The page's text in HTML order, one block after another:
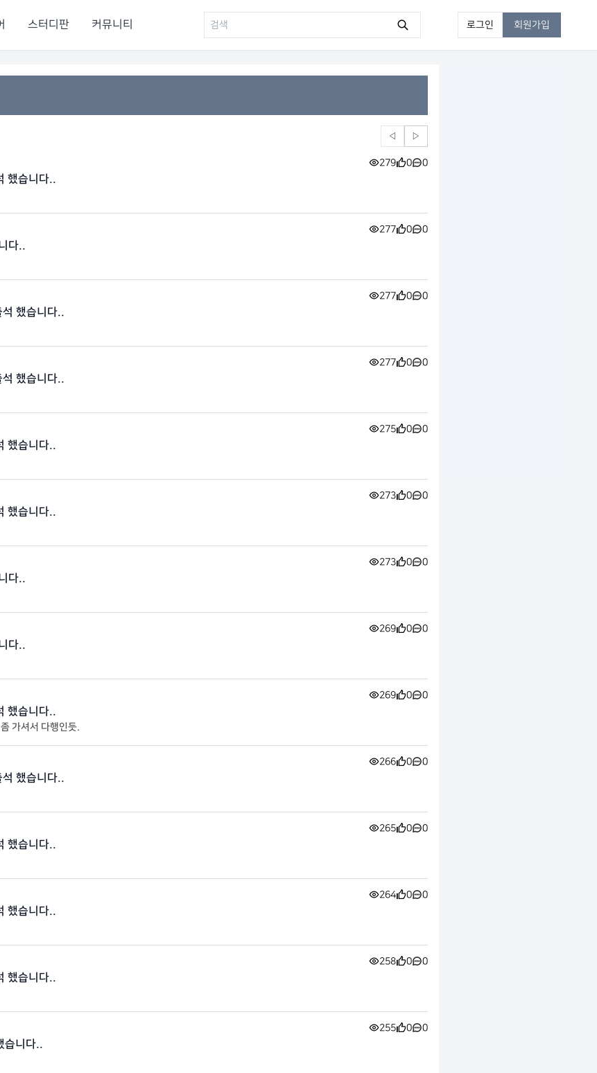
스터디판 커뮤니티 로그인 회원가입
◁ ▷
279 0 0
했습니다..
277 0 0
다..
277 0 0
했습니다..
277 0 0
했습니다..
275 0 0
했습니다..
273 0 0
했습니다..
273 0 0
다..
269 0 0
다..
269 0 0
했습니다..
가셔서 다행인듯.
266 0 0
했습니다..
265 0 0
했습니다..
264 0 0
했습니다..
258 0 0
했습니다..
255 0 0
니다..